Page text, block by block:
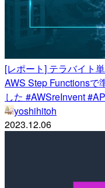
[レポート] テラバイト
AWS Step Functionsで
した #AWSreInvent
yoshihitoh
2023.12.06